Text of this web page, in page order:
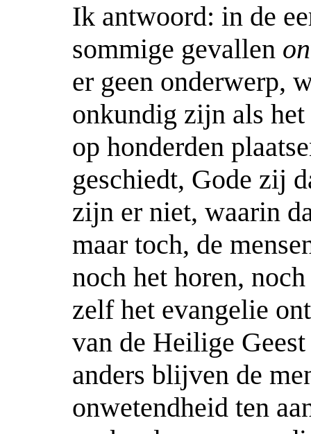
Ik antwoord: in de
sommige gevallen
er geen onderwerp,
onkundig zijn als
op honderden
geschiedt, Gode zij
zijn er niet, waarin
maar toch, de
noch het horen,
zelf het evangelie
van de Heilige
anders blijven de
onwetendheid ten